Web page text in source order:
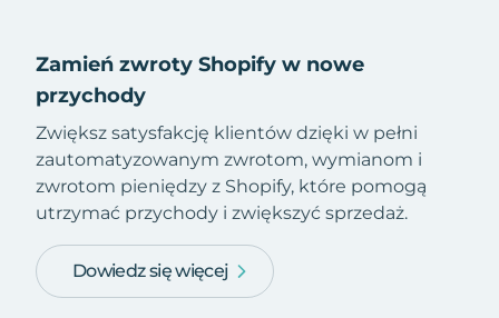
Zamień zwroty Shopify w nowe
przychody
Zwiększ satysfakcję klientów dzięki w pełni
zautomatyzowanym zwrotom, wymianom i
zwrotom pieniędzy z Shopify, które pomogą
utrzymać przychody i zwiększyć sprzedaż.
Dowiedz się więcej